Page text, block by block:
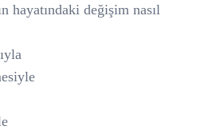
hayatındaki değişim nasıl